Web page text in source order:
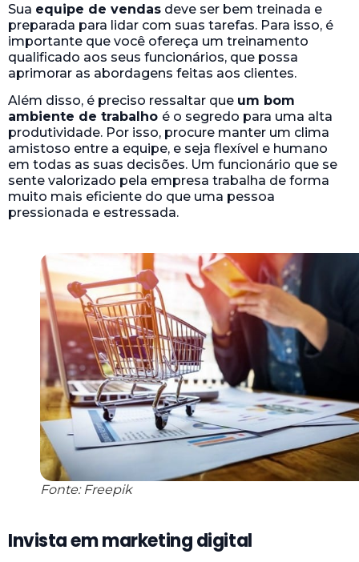
Sua equipe de vendas deve ser bem treinada e
preparada para lidar com suas tarefas. Para isso, é
importante que você ofereça um treinamento
qualificado aos seus funcionários, que possa
aprimorar as abordagens feitas aos clientes.
Além disso, é preciso ressaltar que um bom
ambiente de trabalho é o segredo para uma alta
produtividade. Por isso, procure manter um clima
amistoso entre a equipe, e seja flexível e humano
em todas as suas decisões. Um funcionário que se
sente valorizado pela empresa trabalha de forma
muito mais eficiente do que uma pessoa
pressionada e estressada.
Fonte: Freepik
Invista em marketing digital